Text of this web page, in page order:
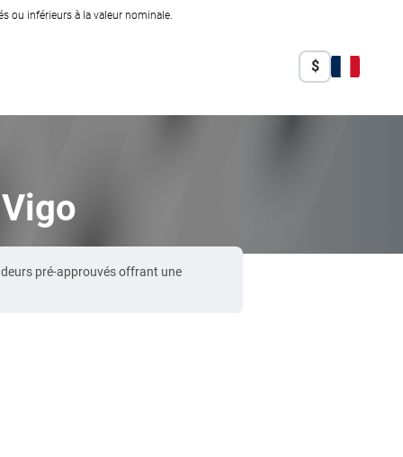
ou inférieurs à la valeur nominale.
$
pré-approuvés offrant une